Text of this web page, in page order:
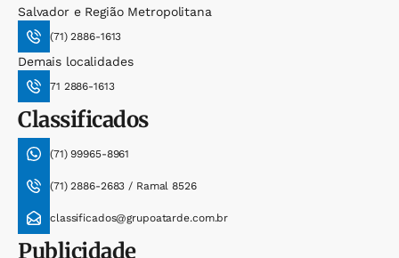
Salvador e Região Metropolitana
(71) 2886-1613
Demais localidades
71 2886-1613
Classificados
(71) 99965-8961
(71) 2886-2683 / Ramal 8526
classificados@grupoatarde.com.br
Publicidade